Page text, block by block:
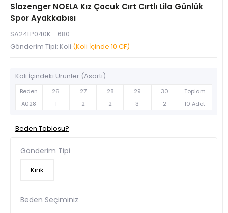
Slazenger NOELA Kız Çocuk Cırt Cırtlı Lila Günlük
Spor Ayakkabısı
SA24LP040K - 680
Gönderim Tipi: Koli (Koli İçinde 10 CF)
Koli İçindeki Ürünler (Asorti)
Beden 26 27 28 29 30
Toplam
A028
1 2 2 3 2 10 Adet
Beden Tablosu?
Gönderim Tipi
Kırık
Beden Seçiminiz